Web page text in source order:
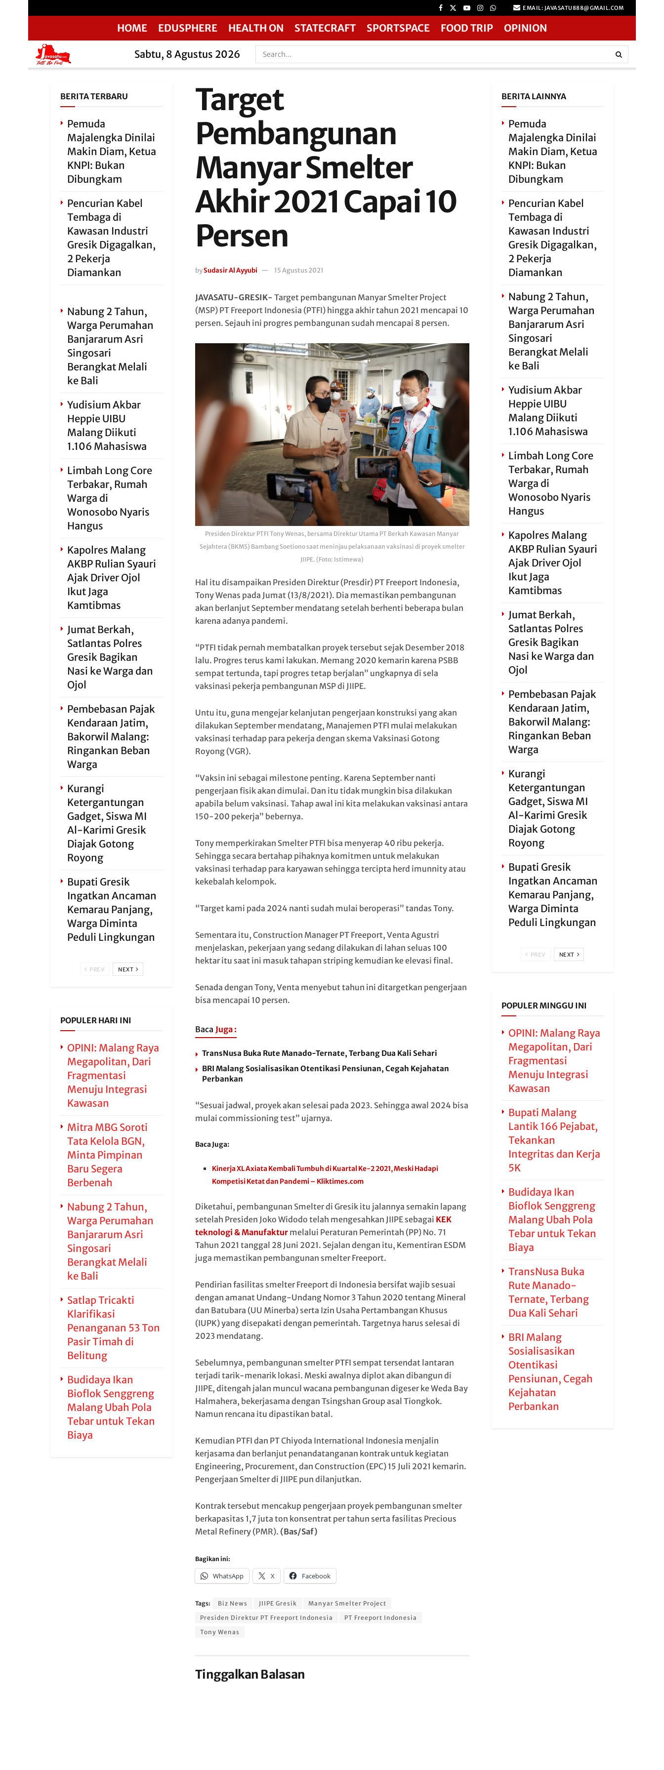
EMAIL: JAVASATU888@GMAIL.COM
HOME EDUSPHERE HEALTH ON STATECRAFT SPORTSPACE FOOD TRIP OPINION
Sabtu, 8 Agustus 2026
Target
Pembangunan
Manyar Smelter
Akhir 2021 Capai 10
Persen
bySudasir Al Ayyubi 15 Agustus 2021
JAVASATU-GRESIK- Target pembangunan Manyar Smelter Project
(MSP) PT Freeport Indonesia (PTFI) hingga akhir tahun 2021 mencapai 10
persen. Sejauh ini progres pembangunan sudah mencapai 8 persen.
Presiden Direktur PTFI Tony Wenas, bersama Direktur Utama PT Berkah Kawasan Manyar
Sejahtera (BKMS) Bambang Soetiono saat meninjau pelaksanaan vaksinasi di proyek smelter
JIIPE. (Foto: Istimewa)
Hal itu disampaikan Presiden Direktur (Presdir) PT Freeport Indonesia,
Tony Wenas pada Jumat (13/8/2021). Dia memastikan pembangunan
akan berlanjut September mendatang setelah berhenti beberapa bulan
karena adanya pandemi.
“PTFI tidak pernah membatalkan proyek tersebut sejak Desember 2018
lalu. Progres terus kami lakukan. Memang 2020 kemarin karena PSBB
sempat tertunda, tapi progres tetap berjalan” ungkapnya di sela
vaksinasi pekerja pembangunan MSP di JIIPE.
Untu itu, guna mengejar kelanjutan pengerjaan konstruksi yang akan
dilakukan September mendatang, Manajemen PTFI mulai melakukan
vaksinasi terhadap para pekerja dengan skema Vaksinasi Gotong
Royong (VGR).
“Vaksin ini sebagai milestone penting. Karena September nanti
pengerjaan fisik akan dimulai. Dan itu tidak mungkin bisa dilakukan
apabila belum vaksinasi. Tahap awal ini kita melakukan vaksinasi antara
150-200 pekerja” bebernya.
Tony memperkirakan Smelter PTFI bisa menyerap 40 ribu pekerja.
Sehingga secara bertahap pihaknya komitmen untuk melakukan
vaksinasi terhadap para karyawan sehingga tercipta herd imunnity atau
kekebalah kelompok.
“Target kami pada 2024 nanti sudah mulai beroperasi” tandas Tony.
Sementara itu, Construction Manager PT Freeport, Venta Agustri
menjelaskan, pekerjaan yang sedang dilakukan di lahan seluas 100
hektar itu saat ini masuk tahapan striping kemudian ke elevasi final.
Senada dengan Tony, Venta menyebut tahun ini ditargetkan pengerjaan
bisa mencapai 10 persen.
Baca Juga :
TransNusa Buka Rute Manado-Ternate, Terbang Dua Kali Sehari
BRI Malang Sosialisasikan Otentikasi Pensiunan, Cegah Kejahatan
Perbankan
“Sesuai jadwal, proyek akan selesai pada 2023. Sehingga awal 2024 bisa
mulai commissioning test” ujarnya.
Baca Juga:
Kinerja XL Axiata Kembali Tumbuh di Kuartal Ke-2 2021, Meski Hadapi
Kompetisi Ketat dan Pandemi – Kliktimes.com
Diketahui, pembangunan Smelter di Gresik itu jalannya semakin lapang
setelah Presiden Joko Widodo telah mengesahkan JIIPE sebagai KEK
teknologi & Manufakturmelalui Peraturan Pemerintah (PP) No. 71
Tahun 2021 tanggal 28 Juni 2021. Sejalan dengan itu, Kementiran ESDM
juga memastikan pembangunan smelter Freeport.
Pendirian fasilitas smelter Freeport di Indonesia bersifat wajib sesuai
dengan amanat Undang-Undang Nomor 3 Tahun 2020 tentang Mineral
dan Batubara (UU Minerba) serta Izin Usaha Pertambangan Khusus
(IUPK) yang disepakati dengan pemerintah. Targetnya harus selesai di
2023 mendatang.
Sebelumnya, pembangunan smelter PTFI sempat tersendat lantaran
terjadi tarik-menarik lokasi. Meski awalnya diplot akan dibangun di
JIIPE, ditengah jalan muncul wacana pembangunan digeser ke Weda Bay
Halmahera, bekerjasama dengan Tsingshan Group asal Tiongkok.
Namun rencana itu dipastikan batal.
Kemudian PTFI dan PT Chiyoda International Indonesia menjalin
kerjasama dan berlanjut penandatanganan kontrak untuk kegiatan
Engineering, Procurement, dan Construction (EPC) 15 Juli 2021 kemarin.
Pengerjaan Smelter di JIIPE pun dilanjutkan.
Kontrak tersebut mencakup pengerjaan proyek pembangunan smelter
berkapasitas 1,7 juta ton konsentrat per tahun serta fasilitas Precious
Metal Refinery (PMR). (Bas/Saf)
Bagikan ini:
WhatsApp X Facebook
Tags: Biz News JIIPE Gresik
Manyar Smelter Project
Presiden Direktur PT Freeport Indonesia
PT Freeport Indonesia
Tony Wenas
Tinggalkan Balasan
BERITA TERBARU
Pemuda
Majalengka Dinilai
Makin Diam, Ketua
KNPI: Bukan
Dibungkam
Pencurian Kabel
Tembaga di
Kawasan Industri
Gresik Digagalkan,
2 Pekerja
Diamankan
Nabung 2 Tahun,
Warga Perumahan
Banjararum Asri
Singosari
Berangkat Melali
ke Bali
Yudisium Akbar
Heppie UIBU
Malang Diikuti
1.106 Mahasiswa
Limbah Long Core
Terbakar, Rumah
Warga di
Wonosobo Nyaris
Hangus
Kapolres Malang
AKBP Rulian Syauri
Ajak Driver Ojol
Ikut Jaga
Kamtibmas
Jumat Berkah,
Satlantas Polres
Gresik Bagikan
Nasi ke Warga dan
Ojol
Pembebasan Pajak
Kendaraan Jatim,
Bakorwil Malang:
Ringankan Beban
Warga
Kurangi
Ketergantungan
Gadget, Siswa MI
Al-Karimi Gresik
Diajak Gotong
Royong
Bupati Gresik
Ingatkan Ancaman
Kemarau Panjang,
Warga Diminta
Peduli Lingkungan
PREV NEXT
POPULER HARI INI
OPINI: Malang Raya
Megapolitan, Dari
Fragmentasi
Menuju Integrasi
Kawasan
Mitra MBG Soroti
Tata Kelola BGN,
Minta Pimpinan
Baru Segera
Berbenah
Nabung 2 Tahun,
Warga Perumahan
Banjararum Asri
Singosari
Berangkat Melali
ke Bali
Satlap Tricakti
Klarifikasi
Penanganan 53 Ton
Pasir Timah di
Belitung
Budidaya Ikan
Bioflok Senggreng
Malang Ubah Pola
Tebar untuk Tekan
Biaya
BERITA LAINNYA
Pemuda
Majalengka Dinilai
Makin Diam, Ketua
KNPI: Bukan
Dibungkam
Pencurian Kabel
Tembaga di
Kawasan Industri
Gresik Digagalkan,
2 Pekerja
Diamankan
Nabung 2 Tahun,
Warga Perumahan
Banjararum Asri
Singosari
Berangkat Melali
ke Bali
Yudisium Akbar
Heppie UIBU
Malang Diikuti
1.106 Mahasiswa
Limbah Long Core
Terbakar, Rumah
Warga di
Wonosobo Nyaris
Hangus
Kapolres Malang
AKBP Rulian Syauri
Ajak Driver Ojol
Ikut Jaga
Kamtibmas
Jumat Berkah,
Satlantas Polres
Gresik Bagikan
Nasi ke Warga dan
Ojol
Pembebasan Pajak
Kendaraan Jatim,
Bakorwil Malang:
Ringankan Beban
Warga
Kurangi
Ketergantungan
Gadget, Siswa MI
Al-Karimi Gresik
Diajak Gotong
Royong
Bupati Gresik
Ingatkan Ancaman
Kemarau Panjang,
Warga Diminta
Peduli Lingkungan
PREV NEXT
POPULER MINGGU INI
OPINI: Malang Raya
Megapolitan, Dari
Fragmentasi
Menuju Integrasi
Kawasan
Bupati Malang
Lantik 166 Pejabat,
Tekankan
Integritas dan Kerja
5K
Budidaya Ikan
Bioflok Senggreng
Malang Ubah Pola
Tebar untuk Tekan
Biaya
TransNusa Buka
Rute Manado-
Ternate, Terbang
Dua Kali Sehari
BRI Malang
Sosialisasikan
Otentikasi
Pensiunan, Cegah
Kejahatan
Perbankan